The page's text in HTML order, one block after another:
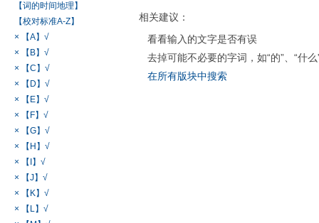
【词的时间地理】
【校对标准A-Z】
× 【A】√
× 【B】√
× 【C】√
× 【D】√
× 【E】√
× 【F】√
× 【G】√
× 【H】√
× 【I】√
× 【J】√
× 【K】√
× 【L】√
相关建议：
看看输入的文字是否有误
去掉可能不必要的字词，如“的”、“什么
在所有版块中搜索